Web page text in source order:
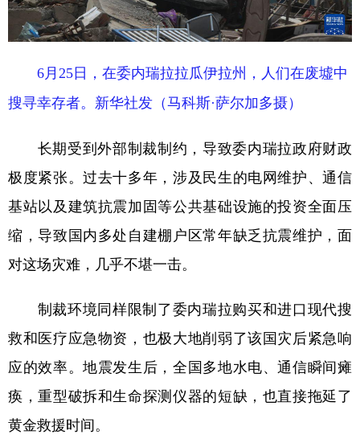
6月25日，在委内瑞拉拉瓜伊拉州，人们在废墟中
搜寻幸存者。新华社发（马科斯·萨尔加多摄）
长期受到外部制裁制约，导致委内瑞拉政府财政
极度紧张。过去十多年，涉及民生的电网维护、通信
基站以及建筑抗震加固等公共基础设施的投资全面压
缩，导致国内多处自建棚户区常年缺乏抗震维护，面
对这场灾难，几乎不堪一击。
制裁环境同样限制了委内瑞拉购买和进口现代搜
救和医疗应急物资，也极大地削弱了该国灾后紧急响
应的效率。地震发生后，全国多地水电、通信瞬间瘫
痪，重型破拆和生命探测仪器的短缺，也直接拖延了
黄金救援时间。